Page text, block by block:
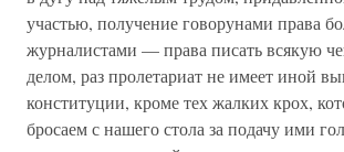
участью, получение говорунами права
журналистами — права писать всякую
делом, раз пролетариат не имеет иной
конституции, кроме тех жалких крох,
бросаем с нашего стола за подачу ими